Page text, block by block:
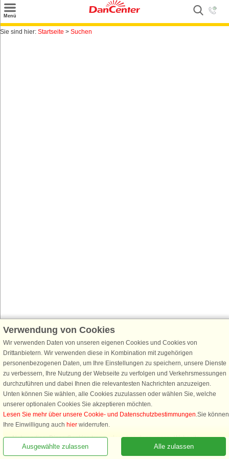
Menü
Suchen
Sie sind hier: Startseite > Suchen
Verwendung von Cookies
Wir verwenden Daten von unseren eigenen Cookies und Cookies von
Drittanbietern. Wir verwenden diese in Kombination mit zugehörigen
personenbezogenen Daten, um Ihre Einstellungen zu speichern, unsere Dienste
zu verbessern, Ihre Nutzung der Webseite zu verfolgen und Verkehrsmessungen
durchzuführen und dabei Ihnen die relevantesten Nachrichten anzuzeigen.
Unten können Sie wählen, alle Cookies zuzulassen oder wählen Sie, welche
unserer optionalen Cookies Sie akzeptieren möchten.
Lesen Sie mehr über unsere Cookie- und Datenschutzbestimmungen.Sie können
Ihre Einwilligung auch hier widerrufen.
Notwendige: Diese Cookies tragen dazu bei, dass unsere Webseite
funktioniert, indem sie grundlegende Funktionen, wie das Erinnern an die
Alle zulassen
Ausgewählte zulassen